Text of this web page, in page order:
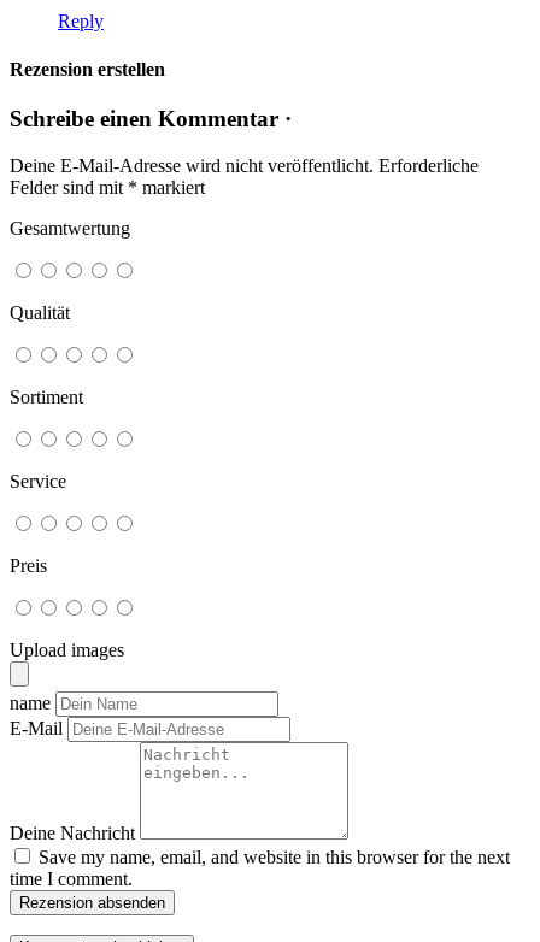
Reply
Rezension erstellen
Schreibe einen Kommentar ·
Deine E-Mail-Adresse wird nicht veröffentlicht. Erforderliche
Felder sind mit * markiert
Gesamtwertung
Qualität
Sortiment
Service
Preis
Upload images
name
E-Mail
Deine Nachricht
Save my name, email, and website in this browser for the next
time I comment.
Rezension absenden